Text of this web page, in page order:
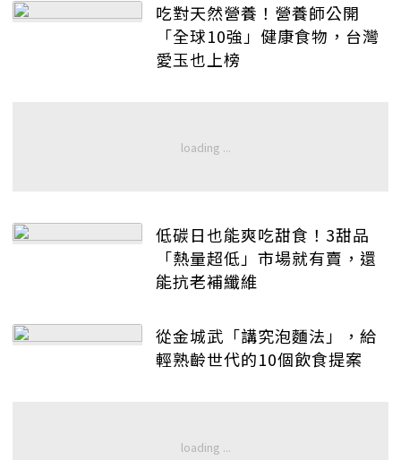
吃對天然營養！營養師公開
「全球10強」健康食物，台灣
愛玉也上榜
低碳日也能爽吃甜食！3甜品
「熱量超低」市場就有賣，還
能抗老補纖維
從金城武「講究泡麵法」，給
輕熟齡世代的10個飲食提案